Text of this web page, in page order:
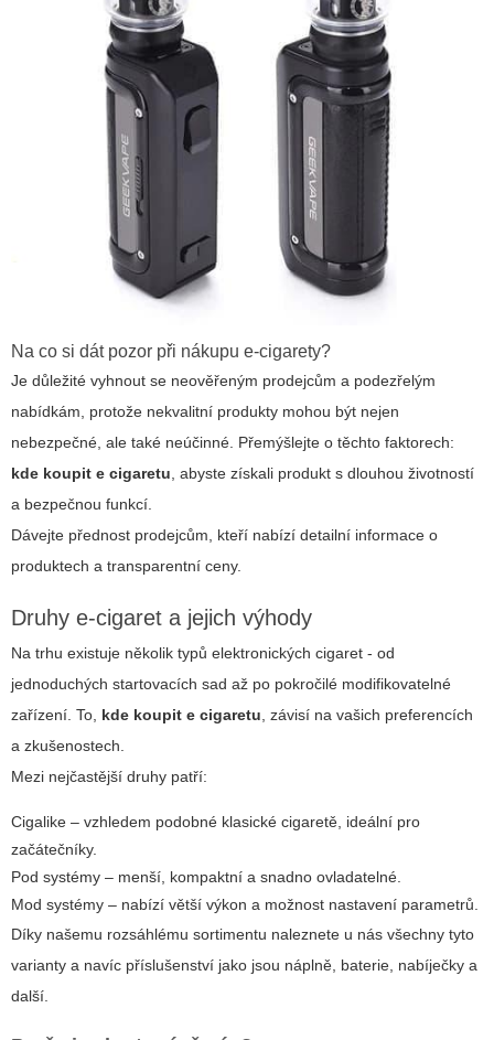
Na co si dát pozor při nákupu e-cigarety?
Je důležité vyhnout se neověřeným prodejcům a podezřelým
nabídkám, protože nekvalitní produkty mohou být nejen
nebezpečné, ale také neúčinné. Přemýšlejte o těchto faktorech:
kde koupit e cigaretu, abyste získali produkt s dlouhou životností
a bezpečnou funkcí.
Dávejte přednost prodejcům, kteří nabízí detailní informace o
produktech a transparentní ceny.
Druhy e-cigaret a jejich výhody
Na trhu existuje několik typů elektronických cigaret - od
jednoduchých startovacích sad až po pokročilé modifikovatelné
zařízení. To, kde koupit e cigaretu, závisí na vašich preferencích
a zkušenostech.
Mezi nejčastější druhy patří:
Cigalike – vzhledem podobné klasické cigaretě, ideální pro
začátečníky.
Pod systémy – menší, kompaktní a snadno ovladatelné.
Mod systémy – nabízí větší výkon a možnost nastavení parametrů.
Díky našemu rozsáhlému sortimentu naleznete u nás všechny tyto
varianty a navíc příslušenství jako jsou náplně, baterie, nabíječky a
další.